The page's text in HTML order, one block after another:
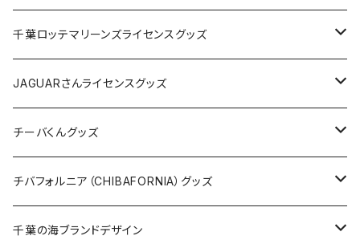
缶バッジ
ホテルキーホルダー
アクリルキーホルダー
ホテルキーホルダー
クリアファイル
Tシャツ
キャップ
キャップ
バッグ
ステッカー
缶バッジ
キーホルダー
Tシャツ
キャップ
バッグ
ステッカー
缶バッジ
千葉ロッテマリーンズライセンスグッズ
ステッカー
ステッカー
ステッカー大
缶バッジ
缶バッジ32mm
缶バッジ54mm
エコバッグ
JAGUARさんコラボグッズ
JAGUARさんライセンスグッズ
Tシャツ
ステッカー
缶バッジ
チーバくんグッズ
Tシャツ
キャップ
チバフォルニア（CHIBAFORNIA）グッズ
Tシャツ
千葉の海ブランドデザイン